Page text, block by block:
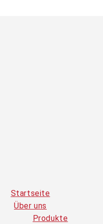
Startseite
Über uns
Produkte